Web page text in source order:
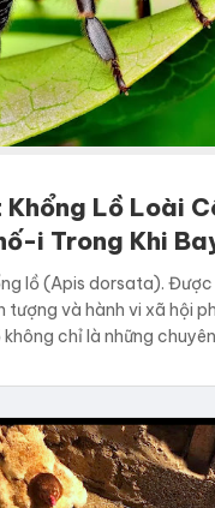
Khổng Lồ Loài
i Trong Khi
lồ (Apis dorsata).
tượng và hành vi xã hội
chỉ là những